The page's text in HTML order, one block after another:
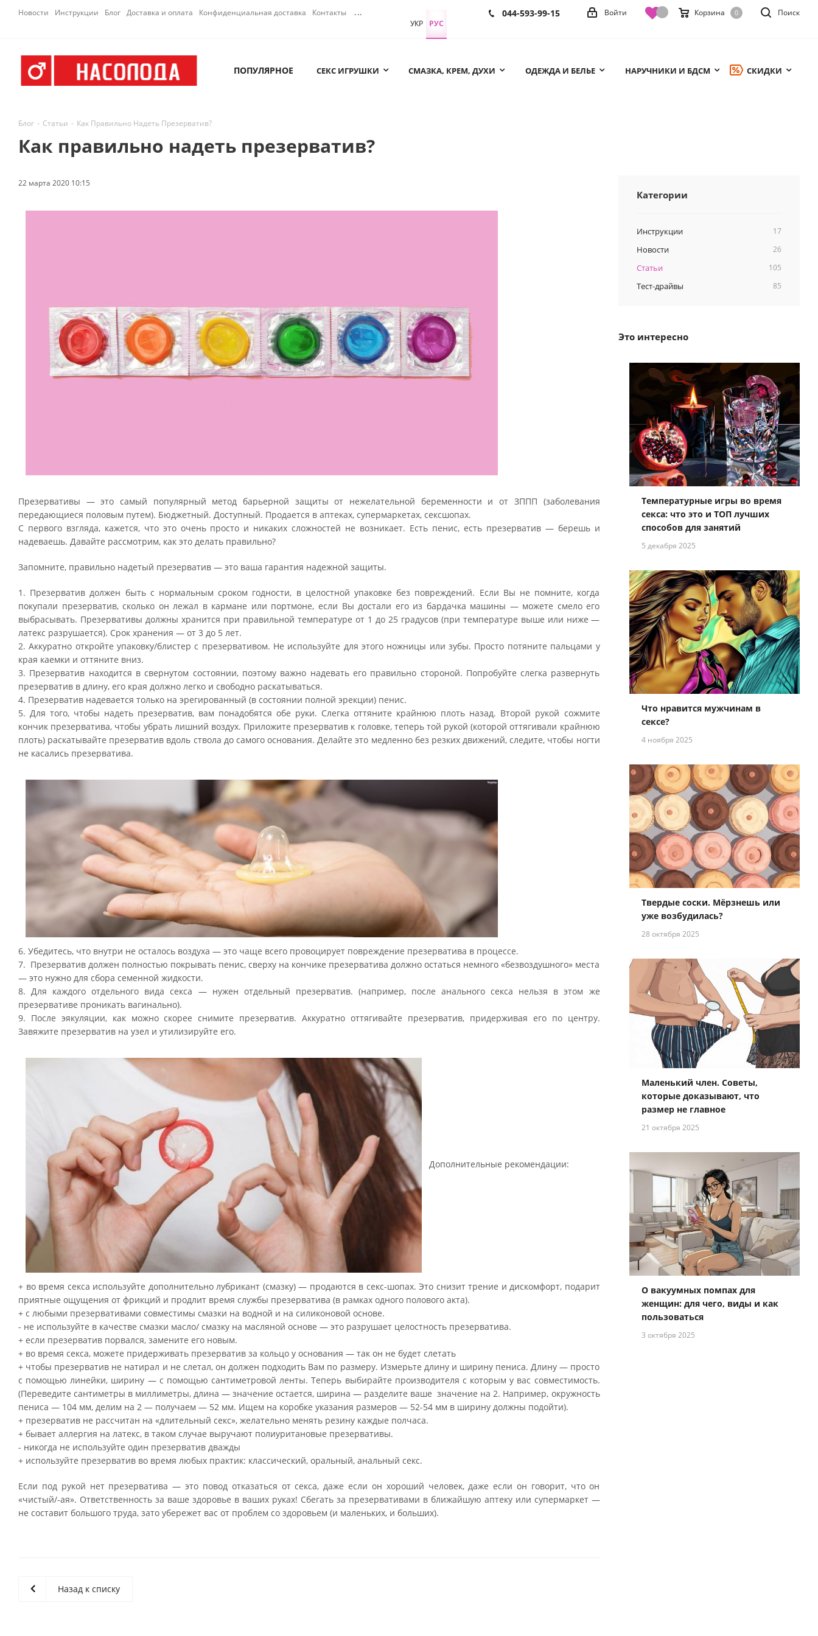
Новости Инструкции Блог Доставка и оплата Конфиденциальная доставка Контакты ... Поиск
Корзина 0
Войти
044-593-99-15
УКР РУС
ПОПУЛЯРНОЕ СЕКС ИГРУШКИ СМАЗКА, КРЕМ, ДУХИ ОДЕЖДА И БЕЛЬЕ НАРУЧНИКИ И БДСМ СКИДКИ
Блог - Статьи - Как Правильно Надеть Презерватив?
Как правильно надеть презерватив?
22 марта 2020 10:15
Презервативы — это самый популярный метод барьерной защиты от нежелательной беременности и от ЗППП (заболевания
передающиеся половым путем). Бюджетный. Доступный. Продается в аптеках, супермаркетах, сексшопах.
С первого взгляда, кажется, что это очень просто и никаких сложностей не возникает. Есть пенис, есть презерватив — берешь и
надеваешь. Давайте рассмотрим, как это делать правильно?
Запомните, правильно надетый презерватив — это ваша гарантия надежной защиты.
1. Презерватив должен быть с нормальным сроком годности, в целостной упаковке без повреждений. Если Вы не помните, когда
покупали презерватив, сколько он лежал в кармане или портмоне, если Вы достали его из бардачка машины — можете смело его
выбрасывать. Презервативы должны хранится при правильной температуре от 1 до 25 градусов (при температуре выше или ниже —
латекс разрушается). Срок хранения — от 3 до 5 лет.
2. Аккуратно откройте упаковку/блистер с презервативом. Не используйте для этого ножницы или зубы. Просто потяните пальцами у
края каемки и оттяните вниз.
3. Презерватив находится в свернутом состоянии, поэтому важно надевать его правильно стороной. Попробуйте слегка развернуть
презерватив в длину, его края должно легко и свободно раскатываться.
4. Презерватив надевается только на эрегированный (в состоянии полной эрекции) пенис.
5. Для того, чтобы надеть презерватив, вам понадобятся обе руки. Слегка оттяните крайнюю плоть назад. Второй рукой сожмите
кончик презерватива, чтобы убрать лишний воздух. Приложите презерватив к головке, теперь той рукой (которой оттягивали крайнюю
плоть) раскатывайте презерватив вдоль ствола до самого основания. Делайте это медленно без резких движений, следите, чтобы ногти
не касались презерватива.
6. Убедитесь, что внутри не осталось воздуха — это чаще всего провоцирует повреждение презерватива в процессе.
7. Презерватив должен полностью покрывать пенис, сверху на кончике презерватива должно остаться немного «безвоздушного» места
— это нужно для сбора семенной жидкости.
8. Для каждого отдельного вида секса — нужен отдельный презерватив. (например, после анального секса нельзя в этом же
презервативе проникать вагинально).
9. После эякуляции, как можно скорее снимите презерватив. Аккуратно оттягивайте презерватив, придерживая его по центру.
Завяжите презерватив на узел и утилизируйте его.
Дополнительные рекомендации:
+ во время секса используйте дополнительно лубрикант (смазку) — продаются в секс-шопах. Это снизит трение и дискомфорт, подарит
приятные ощущения от фрикций и продлит время службы презерватива (в рамках одного полового акта).
+ с любыми презервативами совместимы смазки на водной и на силиконовой основе.
- не используйте в качестве смазки масло/ смазку на масляной основе — это разрушает целостность презерватива.
+ если презерватив порвался, замените его новым.
+ во время секса, можете придерживать презерватив за кольцо у основания — так он не будет слетать
+ чтобы презерватив не натирал и не слетал, он должен подходить Вам по размеру. Измерьте длину и ширину пениса. Длину — просто
с помощью линейки, ширину — с помощью сантиметровой ленты. Теперь выбирайте производителя с которым у вас совместимость.
(Переведите сантиметры в миллиметры, длина — значение остается, ширина — разделите ваше значение на 2. Например, окружность
пениса — 104 мм, делим на 2 — получаем — 52 мм. Ищем на коробке указания размеров — 52-54 мм в ширину должны подойти).
+ презерватив не рассчитан на «длительный секс», желательно менять резину каждые полчаса.
+ бывает аллергия на латекс, в таком случае выручают полиуритановые презервативы.
- никогда не используйте один презерватив дважды
+ используйте презерватив во время любых практик: классический, оральный, анальный секс.
Если под рукой нет презерватива — это повод отказаться от секса, даже если он хороший человек, даже если он говорит, что он
«чистый/-ая». Ответственность за ваше здоровье в ваших руках! Сбегать за презервативами в ближайшую аптеку или супермаркет —
не составит большого труда, зато убережет вас от проблем со здоровьем (и маленьких, и больших).
Назад к списку
Категории
Инструкции 17
Новости 26
Статьи 105
Тест-драйвы 85
Это интересно
Температурные игры во время
секса: что это и ТОП лучших
способов для занятий
5 декабря 2025
Что нравится мужчинам в
сексе?
4 ноября 2025
Твердые соски. Мёрзнешь или
уже возбудилась?
28 октября 2025
Маленький член. Советы,
которые доказывают, что
размер не главное
21 октября 2025
О вакуумных помпах для
женщин: для чего, виды и как
пользоваться
3 октября 2025